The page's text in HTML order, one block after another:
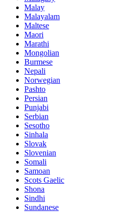
Malay
Malayalam
Maltese
Maori
Marathi
Mongolian
Burmese
Nepali
Norwegian
Pashto
Persian
Punjabi
Serbian
Sesotho
Sinhala
Slovak
Slovenian
Somali
Samoan
Scots Gaelic
Shona
Sindhi
Sundanese